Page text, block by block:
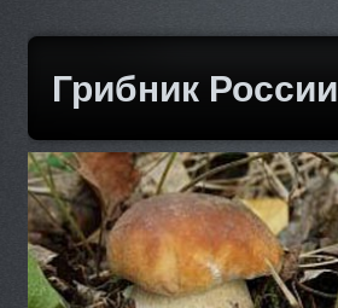
Грибник России